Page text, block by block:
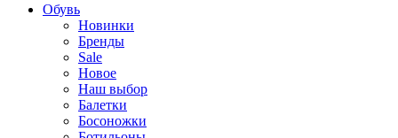
Обувь
Новинки
Бренды
Sale
Новое
Наш выбор
Балетки
Босоножки